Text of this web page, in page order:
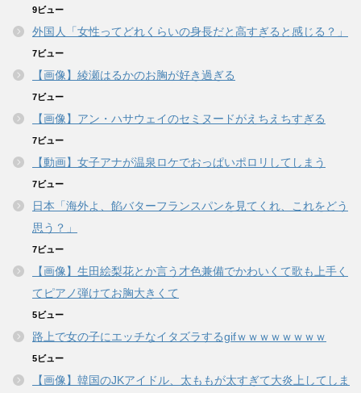
9ビュー
外国人「女性ってどれくらいの身長だと高すぎると感じる？」
7ビュー
【画像】綾瀬はるかのお胸が好き過ぎる
7ビュー
【画像】アン・ハサウェイのセミヌードがえちえちすぎる
7ビュー
【動画】女子アナが温泉ロケでおっぱいポロリしてしまう
7ビュー
日本「海外よ、餡バターフランスパンを見てくれ、これをどう
思う？」
7ビュー
【画像】生田絵梨花とか言う才色兼備でかわいくて歌も上手く
てピアノ弾けてお胸大きくて
5ビュー
路上で女の子にエッチなイタズラするgifｗｗｗｗｗｗｗｗ
5ビュー
【画像】韓国のJKアイドル、太ももが太すぎて大炎上してしま